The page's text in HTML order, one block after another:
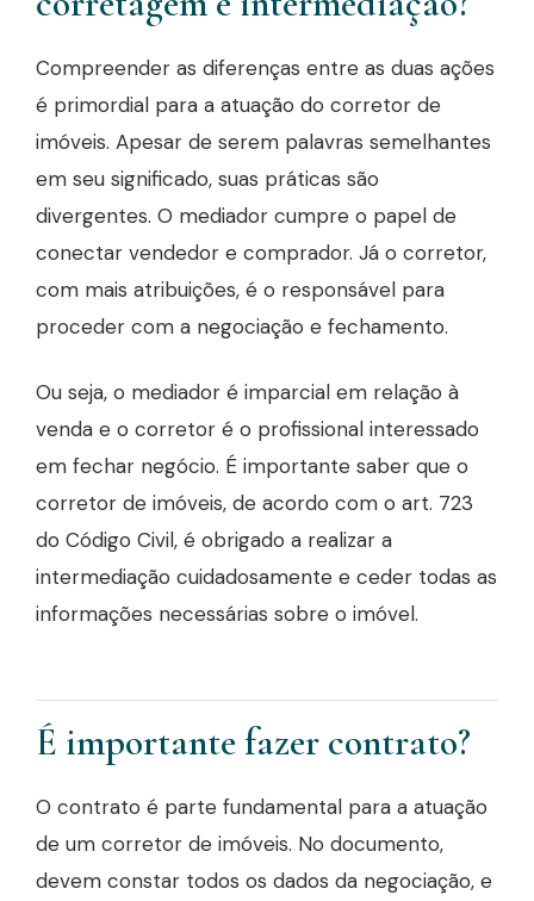
Compreender as diferenças entre as duas ações
é primordial para a atuação do corretor de
imóveis. Apesar de serem palavras semelhantes
em seu significado, suas práticas são
divergentes. O mediador cumpre o papel de
conectar vendedor e comprador. Já o corretor,
com mais atribuições, é o responsável para
proceder com a negociação e fechamento.
Ou seja, o mediador é imparcial em relação à
venda e o corretor é o profissional interessado
em fechar negócio. É importante saber que o
corretor de imóveis, de acordo com o art. 723
do Código Civil, é obrigado a realizar a
intermediação cuidadosamente e ceder todas as
informações necessárias sobre o imóvel.
É importante fazer contrato?
O contrato é parte fundamental para a atuação
de um corretor de imóveis. No documento,
devem constar todos os dados da negociação, e